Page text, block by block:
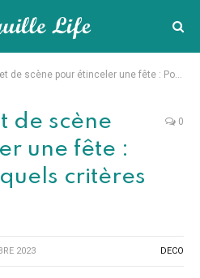
pour étinceler une fête : Pourquoi et quels critères considérer
de scène
une fête :
critères
0
2023 DECO